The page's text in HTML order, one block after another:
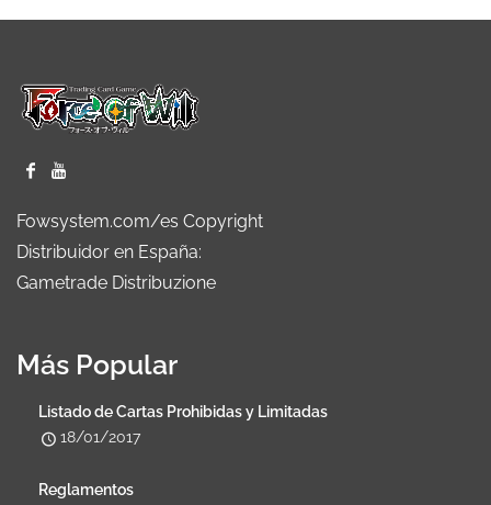
Fowsystem.com/es Copyright
Distribuidor en España:
Gametrade Distribuzione
Más Popular
Listado de Cartas Prohibidas y Limitadas
18/01/2017
Reglamentos